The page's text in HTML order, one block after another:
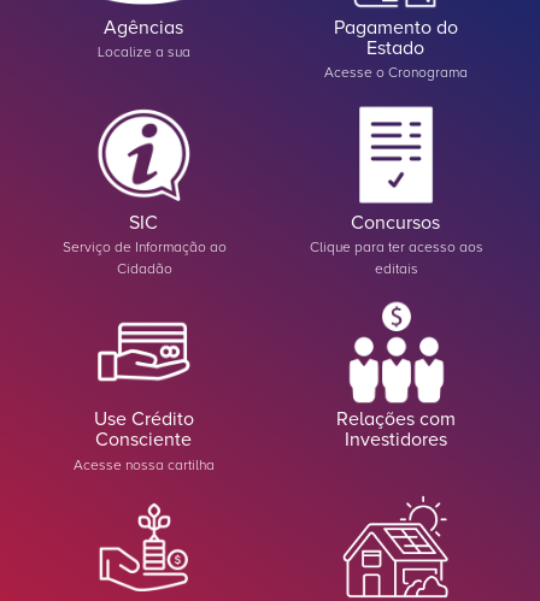
Agências
Localize a sua
Pagamento do
Estado
Acesse o Cronograma
SIC
Serviço de Informação ao
Cidadão
Concursos
Clique para ter acesso aos
editais
Use Crédito
Consciente
Acesse nossa cartilha
Relações com
Investidores